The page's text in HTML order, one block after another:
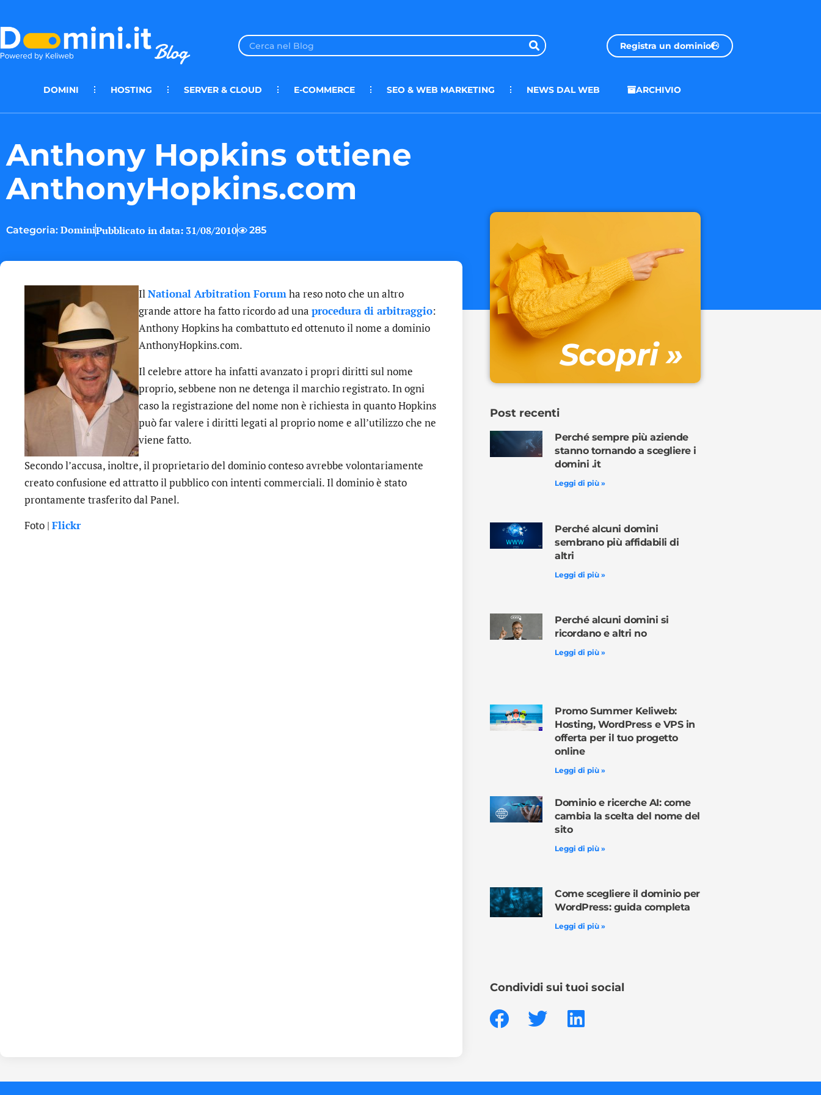
Registra un dominio
DOMINI HOSTING SERVER & CLOUD E-COMMERCE SEO & WEB MARKETING NEWS DAL WEB ARCHIVIO
Anthony Hopkins ottiene
AnthonyHopkins.com
Categoria: DominiPubblicato in data: 31/08/2010 285
IlNational Arbitration Forumha reso noto che un altro
grande attore ha fatto ricordo ad una procedura di arbitraggio:
Anthony Hopkins ha combattuto ed ottenuto il nome a dominio
AnthonyHopkins.com.
Il celebre attore ha infatti avanzato i propri diritti sul nome
proprio, sebbene non ne detenga il marchio registrato. In ogni
caso la registrazione del nome non è richiesta in quanto Hopkins
può far valere i diritti legati al proprio nome e all’utilizzo che ne
viene fatto.
Secondo l’accusa, inoltre, il proprietario del dominio conteso avrebbe volontariamente
creato confusione ed attratto il pubblico con intenti commerciali. Il dominio è stato
prontamente trasferito dal Panel.
Foto | Flickr
Scopri »
Post recenti
Perché sempre più aziende
stanno tornando a scegliere i
domini .it
Leggi di più »
Perché alcuni domini
sembrano più affidabili di
altri
Leggi di più »
Perché alcuni domini si
ricordano e altri no
Leggi di più »
Promo Summer Keliweb:
Hosting, WordPress e VPS in
offerta per il tuo progetto
online
Leggi di più »
Dominio e ricerche AI: come
cambia la scelta del nome del
sito
Leggi di più »
Come scegliere il dominio per
WordPress: guida completa
Leggi di più »
Condividi sui tuoi social